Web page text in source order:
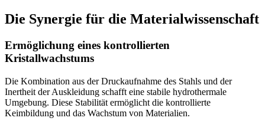
Die Synergie für die Materialwissenschaft
Ermöglichung eines kontrollierten
Kristallwachstums
Die Kombination aus der Druckaufnahme des Stahls und der
Inertheit der Auskleidung schafft eine stabile hydrothermale
Umgebung. Diese Stabilität ermöglicht die kontrollierte
Keimbildung und das Wachstum von Materialien.